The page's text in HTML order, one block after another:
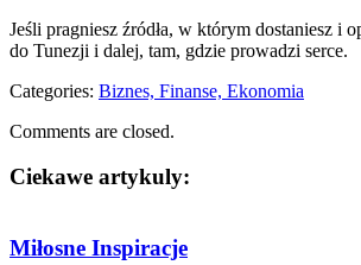
Jeśli pragniesz źródła, w którym dostaniesz
do Tunezji i dalej, tam, gdzie prowadzi serce.
Categories: Biznes, Finanse, Ekonomia
Comments are closed.
Ciekawe artykuly:
Miłosne Inspiracje